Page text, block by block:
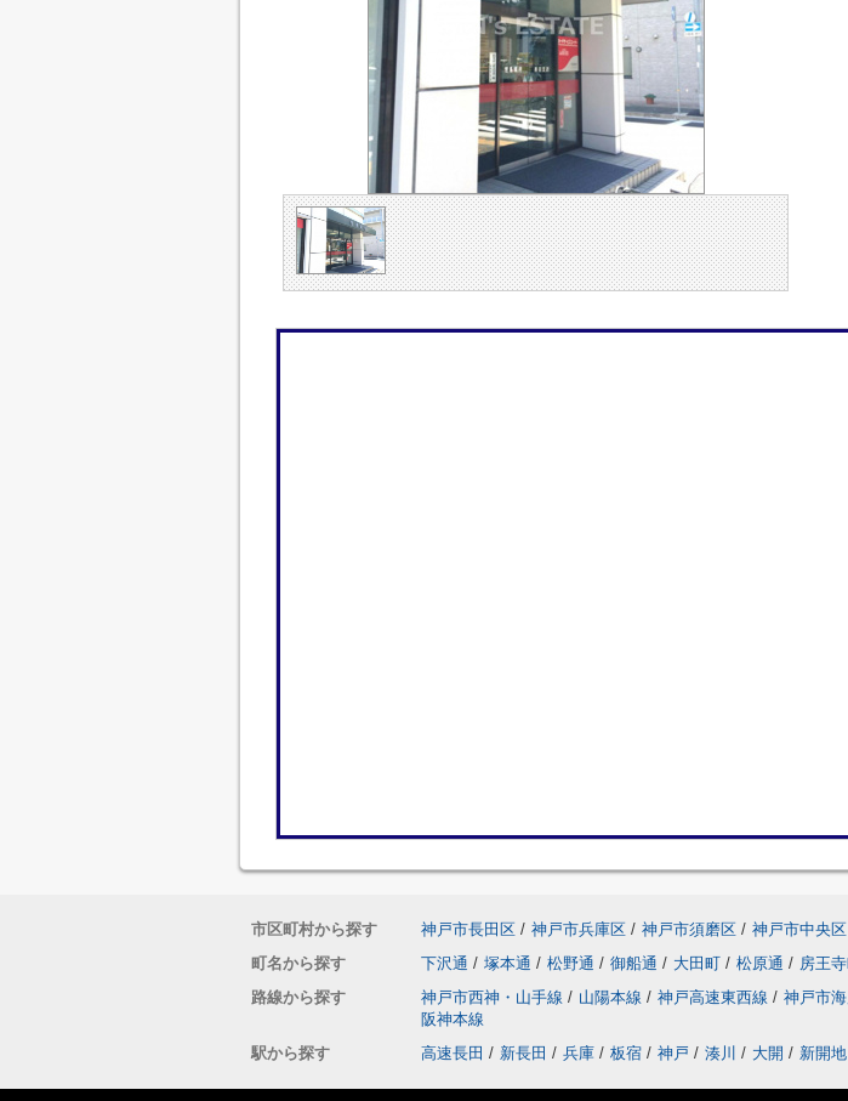
市区町村から探す 神戸市長田区 / 神戸市兵庫区 / 神戸市須磨区 / 神戸市中央区
町名から探す
下沢通 / 塚本通 / 松野通 / 御船通 / 大田町 / 松原通 / 房王
路線から探す
神戸市西神・山手線 / 山陽本線 / 神戸高速東西線 / 神戸市
阪神本線
駅から探す
高速長田 / 新長田 / 兵庫 / 板宿 / 神戸 / 湊川 / 大開 / 新開地